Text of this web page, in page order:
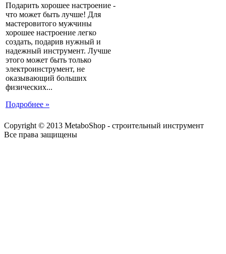
Подарить хорошее настроение -
что может быть лучше! Для
мастеровитого мужчины
хорошее настроение легко
создать, подарив нужный и
надежный инструмент. Лучше
этого может быть только
электроинструмент, не
оказывающий больших
физических...
Подробнее »
Copyright © 2013 MetaboShop - строительный инструмент
Все права защищены